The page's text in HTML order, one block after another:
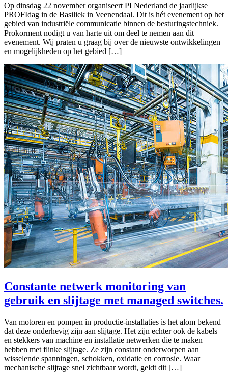
Op dinsdag 22 november organiseert PI Nederland de jaarlijkse
PROFIdag in de Basiliek in Veenendaal. Dit is hét evenement op het
gebied van industriële communicatie binnen de besturingstechniek.
Prokorment nodigt u van harte uit om deel te nemen aan dit
evenement. Wij praten u graag bij over de nieuwste ontwikkelingen
en mogelijkheden op het gebied […]
Constante netwerk monitoring van
gebruik en slijtage met managed switches.
Van motoren en pompen in productie-installaties is het alom bekend
dat deze onderhevig zijn aan slijtage. Het zijn echter ook de kabels
en stekkers van machine en installatie netwerken die te maken
hebben met flinke slijtage. Ze zijn constant onderworpen aan
wisselende spanningen, schokken, oxidatie en corrosie. Waar
mechanische slijtage snel zichtbaar wordt, geldt dit […]